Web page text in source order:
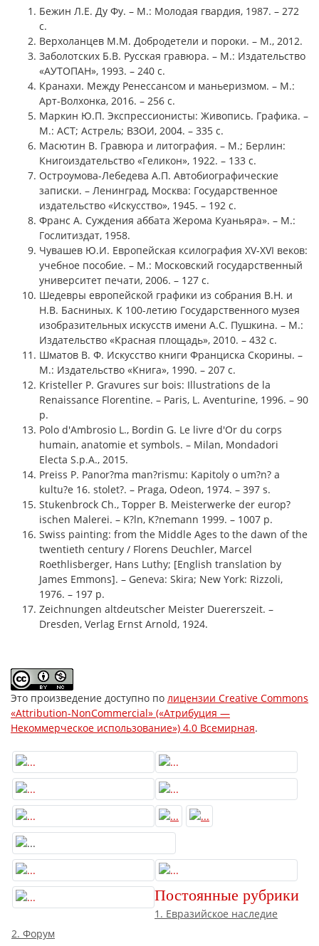
Это произведение доступно по лицензии Creative Commons
«Attribution-NonCommercial» («Атрибуция —
Некоммерческое использование») 4.0 Всемирная.
Постоянные рубрики
1. Евразийское наследие
2. Форум
Бежин Л.Е. Ду Фу. – М.: Молодая гвардия, 1987. – 272
с.
Верхоланцев М.М. Добродетели и пороки. – М., 2012.
Заболотских Б.В. Русская гравюра. – М.: Издательство
«АУТОПАН», 1993. – 240 с.
Кранахи. Между Ренессансом и маньеризмом. – М.:
Арт-Волхонка, 2016. – 256 с.
Маркин Ю.П. Экспрессионисты: Живопись. Графика. –
М.: АСТ; Астрель; ВЗОИ, 2004. – 335 с.
Масютин В. Гравюра и литография. – М.; Берлин:
Книгоиздательство «Геликон», 1922. – 133 с.
Остроумова-Лебедева А.П. Автобиографические
записки. – Ленинград, Москва: Государственное
издательство «Искусство», 1945. – 192 с.
Франс А. Суждения аббата Жерома Куаньяра». – М.:
Гослитиздат, 1958.
Чувашев Ю.И. Европейская ксилография XV-XVI веков:
учебное пособие. – М.: Московский государственный
университет печати, 2006. – 127 с.
Шедевры европейской графики из собрания В.Н. и
Н.В. Басниных. К 100-летию Государственного музея
изобразительных искусств имени А.С. Пушкина. – М.:
Издательство «Красная площадь», 2010. – 432 с.
Шматов В. Ф. Искусство книги Франциска Скорины. –
М.: Издательство «Книга», 1990. – 207 с.
Kristeller P. Gravures sur bois: Illustrations de la
Renaissance Florentine. – Paris, L. Aventurine, 1996. – 90
p.
Polo d'Ambrosio L., Bordin G. Le livre d'Or du corps
humain, anatomie et symbols. – Milan, Mondadori
Electa S.p.A., 2015.
Preiss P. Panor?ma man?rismu: Kapitoly o um?n? a
kultu?e 16. stolet?. – Praga, Odeon, 1974. – 397 s.
Stukenbrock Ch., Topper B. Meisterwerke der europ?
ischen Malerei. – K?ln, K?nemann 1999. – 1007 p.
Swiss painting: from the Middle Ages to the dawn of the
twentieth century / Florens Deuchler, Marcel
Roethlisberger, Hans Luthy; [English translation by
James Emmons]. – Geneva: Skira; New York: Rizzoli,
1976. – 197 p.
Zeichnungen altdeutscher Meister Duererszeit. –
Dresden, Verlag Ernst Arnold, 1924.